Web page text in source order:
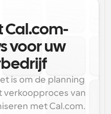
Cal.com-
voor uw
is om de planning
verkoopproces van
met Cal.com.